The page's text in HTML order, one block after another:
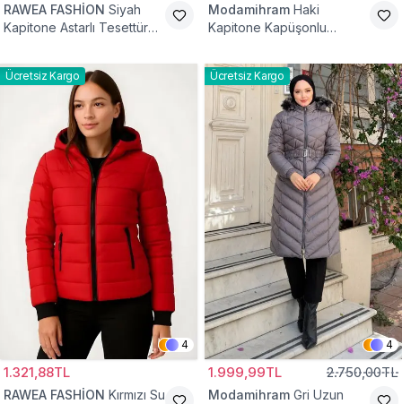
RAWEA FASHİON Siyah
Kapitone Astarlı Tesettür
Modamihram Haki
Kapitone Kapüşonlu
Ücretsiz Kargo
4
1.321,88TL
RAWEA FASHİON Kırmızı Su
Ücretsiz Kargo
4
1.999,99TL 2.750,00TL
Modamihram Gri Uzun